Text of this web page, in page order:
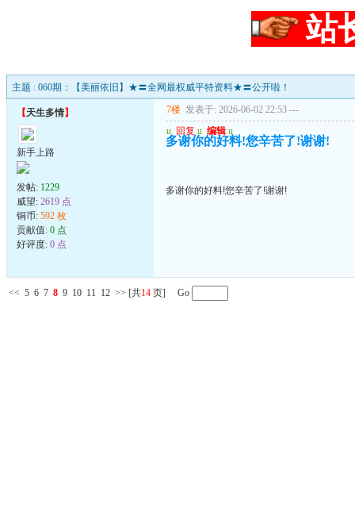
站
主题 : 060期：【美丽依旧】★〓全网最权威平特资料★〓公开啦！
【天生多情】
新手上路
发帖: 1229
威望: 2619 点
铜币: 592 枚
贡献值: 0 点
好评度: 0 点
7楼 发表于: 2026-06-02 22:53 ---
u 回复 u 编辑 u
多谢你的好料!您辛苦了!谢谢!
多谢你的好料!您辛苦了!谢谢!
<< 5 6 7 8 9 10 11 12 >> [共14 页] Go